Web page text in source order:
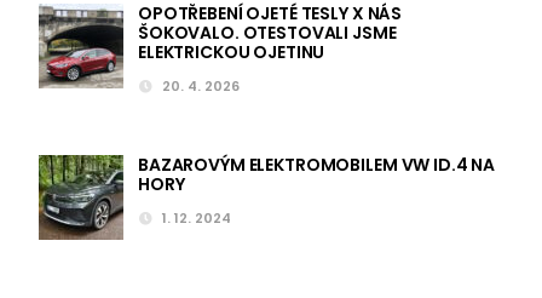
OPOTŘEBENÍ OJETÉ TESLY X NÁS
ŠOKOVALO. OTESTOVALI JSME
ELEKTRICKOU OJETINU
20. 4. 2026
BAZAROVÝM ELEKTROMOBILEM VW ID.4 NA
HORY
1. 12. 2024